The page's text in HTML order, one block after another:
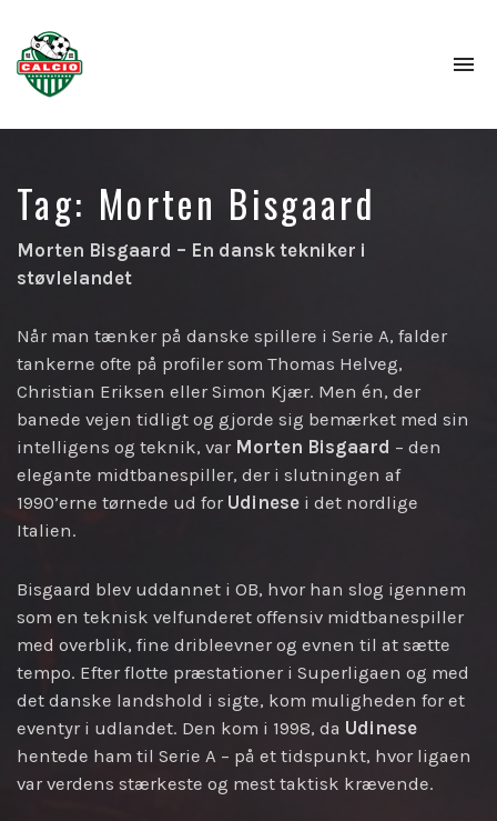
Tag: Morten Bisgaard
Morten Bisgaard – En dansk tekniker i
støvlelandet
Når man tænker på danske spillere i Serie A, falder
tankerne ofte på profiler som Thomas Helveg,
Christian Eriksen eller Simon Kjær. Men én, der
banede vejen tidligt og gjorde sig bemærket med sin
intelligens og teknik, var Morten Bisgaard – den
elegante midtbanespiller, der i slutningen af
1990’erne tørnede ud for Udinese i det nordlige
Italien.
Bisgaard blev uddannet i OB, hvor han slog igennem
som en teknisk velfunderet offensiv midtbanespiller
med overblik, fine dribleevner og evnen til at sætte
tempo. Efter flotte præstationer i Superligaen og med
det danske landshold i sigte, kom muligheden for et
eventyr i udlandet. Den kom i 1998, da Udinese
hentede ham til Serie A – på et tidspunkt, hvor ligaen
var verdens stærkeste og mest taktisk krævende.